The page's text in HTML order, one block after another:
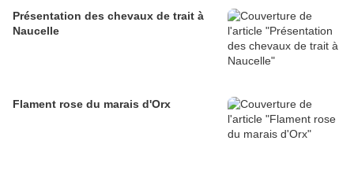
Présentation des chevaux de trait à
Naucelle
Flament rose du marais d'Orx